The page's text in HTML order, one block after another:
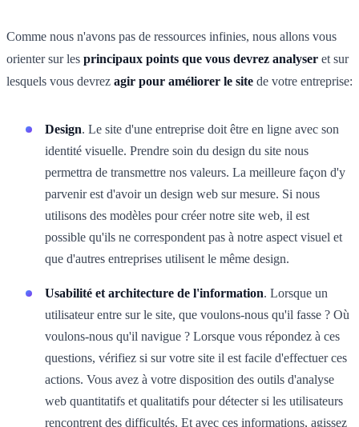
Comme nous n'avons pas de ressources infinies, nous allons vous
orienter sur les principaux points que vous devrez analyser et sur
lesquels vous devrez agir pour améliorer le site de votre entreprise:
Design. Le site d'une entreprise doit être en ligne avec son
identité visuelle. Prendre soin du design du site nous
permettra de transmettre nos valeurs. La meilleure façon d'y
parvenir est d'avoir un design web sur mesure. Si nous
utilisons des modèles pour créer notre site web, il est
possible qu'ils ne correspondent pas à notre aspect visuel et
que d'autres entreprises utilisent le même design.
Usabilité et architecture de l'information. Lorsque un
utilisateur entre sur le site, que voulons-nous qu'il fasse ? Où
voulons-nous qu'il navigue ? Lorsque vous répondez à ces
questions, vérifiez si sur votre site il est facile d'effectuer ces
actions. Vous avez à votre disposition des outils d'analyse
web quantitatifs et qualitatifs pour détecter si les utilisateurs
rencontrent des difficultés. Et avec ces informations, agissez